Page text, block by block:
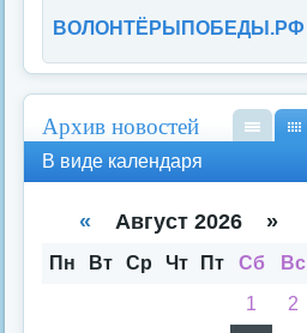
ВОЛОНТЁРЫПОБЕДЫ.РФ
Архив новостей
кал
аря
спи
В виде календаря
« Август 2026 »
Пн Вт Ср Чт Пт Сб
Вс
1
2